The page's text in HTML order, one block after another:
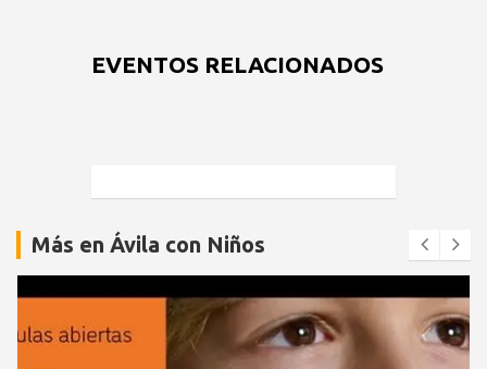
EVENTOS RELACIONADOS
Más en Ávila con Niños